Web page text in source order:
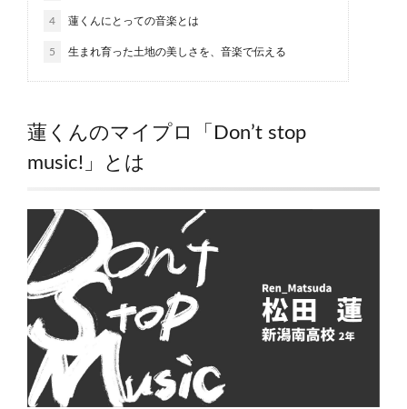
4 蓮くんにとっての音楽とは
5 生まれ育った土地の美しさを、音楽で伝える
蓮くんのマイプロ「Don’t stop
music!」とは